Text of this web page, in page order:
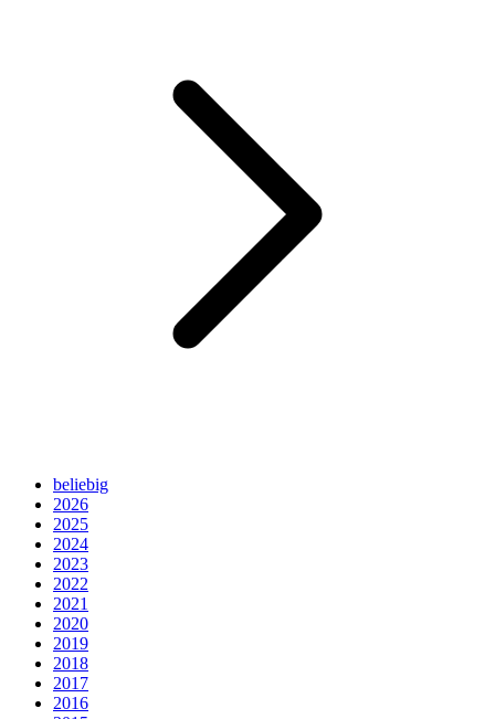
beliebig
2026
2025
2024
2023
2022
2021
2020
2019
2018
2017
2016